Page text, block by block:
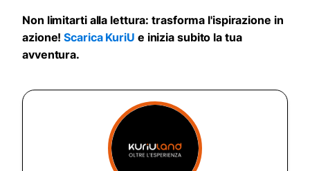
Non limitarti alla lettura: trasforma l'ispirazione in
azione!Scarica KuriU e inizia subito la tua
avventura.